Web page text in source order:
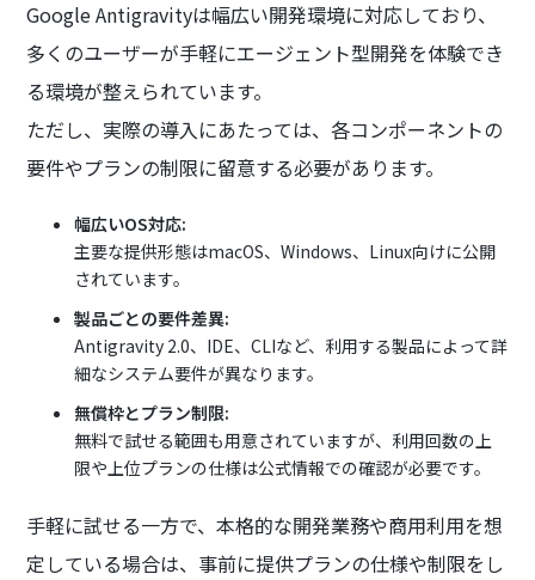
Google Antigravityは幅広い開発環境に対応しており、
多くのユーザーが手軽にエージェント型開発を体験でき
る環境が整えられています。
ただし、実際の導入にあたっては、各コンポーネントの
要件やプランの制限に留意する必要があります。
幅広いOS対応:
主要な提供形態はmacOS、Windows、Linux向けに公開
されています。
製品ごとの要件差異:
Antigravity 2.0、IDE、CLIなど、利用する製品によって詳
細なシステム要件が異なります。
無償枠とプラン制限:
無料で試せる範囲も用意されていますが、利用回数の上
限や上位プランの仕様は公式情報での確認が必要です。
手軽に試せる一方で、本格的な開発業務や商用利用を想
定している場合は、事前に提供プランの仕様や制限をし